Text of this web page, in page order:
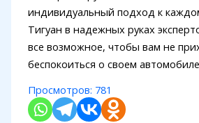
индивидуальный подход к
Тигуан в надежных руках
все возможное, чтобы вам не
беспокоиться о своем
Просмотров: 781